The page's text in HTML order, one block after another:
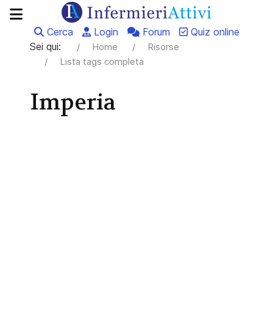
Cerca Login Forum
Quiz online
Sei qui:
Home
Risorse
Lista tags completa
Imperia